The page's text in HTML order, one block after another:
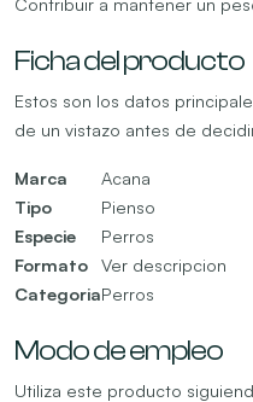
Ficha del producto
Estos son los datos
de un vistazo antes de
Marca
Acana
Tipo
Pienso
Especie
Perros
Formato
Ver descripcion
CategoriaPerros
Modo de empleo
Utiliza este producto